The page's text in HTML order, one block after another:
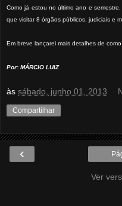
Como já estou no último ano e
que visitar 8 órgãos públicos, judiciais e
Em breve lançarei mais detalhes de como
Por: MÁRCIO LUIZ
às sábado, junho 01, 2013
Compartilhar
‹
Ver